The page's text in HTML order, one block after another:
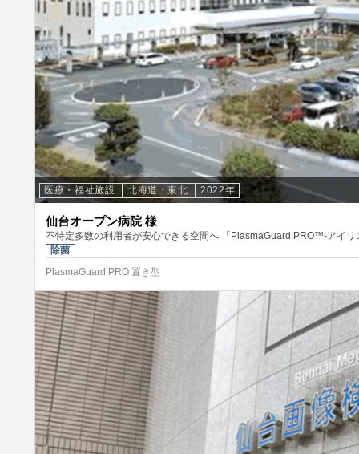
医療・福祉施設 北海道・東北 2022年
仙台オープン病院 様
不特定多数の利用者が安心できる空間へ 「PlasmaGuard PRO™-アイ
除菌
PlasmaGuard PRO 置き型